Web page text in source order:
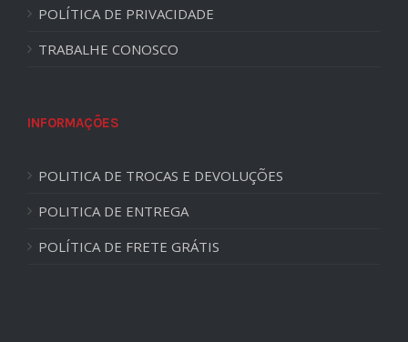
POLÍTICA DE PRIVACIDADE
TRABALHE CONOSCO
INFORMAÇÕES
POLITICA DE TROCAS E DEVOLUÇÕES
POLITICA DE ENTREGA
POLÍTICA DE FRETE GRÁTIS